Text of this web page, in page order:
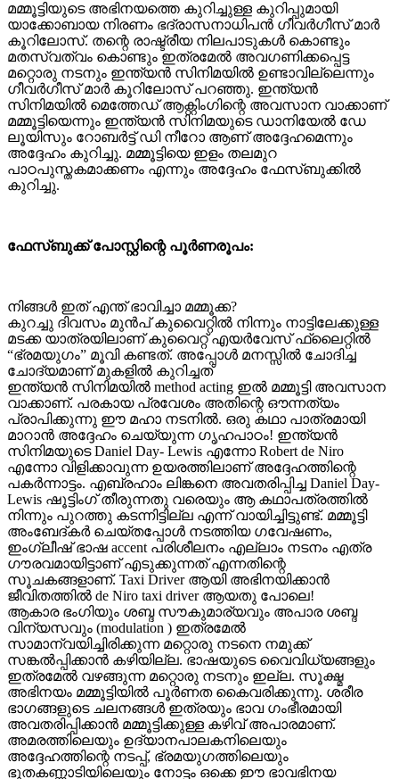
മമ്മൂട്ടിയുടെ അഭിനയത്തെ കുറിച്ചുള്ള കുറിപ്പുമായി
യാക്കോബായ നിരണം ഭദ്രാസനാധിപന്‍ ഗീവര്‍ഗീസ് മാര്‍
കൂറിലോസ്. തന്റെ രാഷ്ട്രീയ നിലപാടുകള്‍ കൊണ്ടും
മതസ്വത്വം കൊണ്ടും ഇത്രമേല്‍ അവഗണിക്കപ്പെട്ട
മറ്റൊരു നടനും ഇന്ത്യന്‍ സിനിമയില്‍ ഉണ്ടാവില്ലെന്നും
ഗീവര്‍ഗീസ് മാര്‍ കൂറിലോസ് പറഞ്ഞു. ഇന്ത്യന്‍
സിനിമയില്‍ മെത്തേഡ് ആക്റ്റിംഗിന്റെ അവസാന വാക്കാണ്
മമ്മൂട്ടിയെന്നും ഇന്ത്യന്‍ സിനിമയുടെ ഡാനിയേല്‍ ഡേ
ലൂയിസും റോബര്‍ട്ട് ഡി നീറോ ആണ് അദ്ദേഹമെന്നും
അദ്ദേഹം കുറിച്ചു. മമ്മൂട്ടിയെ ഇളം തലമുറ
പാഠപുസ്തകമാക്കണം എന്നും അദ്ദേഹം ഫേസ്ബുക്കില്‍
കുറിച്ചു.
ഫേസ്ബുക്ക് പോസ്റ്റിന്റെ പൂർണരൂപം:
നിങ്ങൾ ഇത് എന്ത് ഭാവിച്ചാ മമ്മൂക്ക?
കുറച്ചു ദിവസം മുൻപ് കുവൈറ്റിൽ നിന്നും നാട്ടിലേക്കുള്ള
മടക്ക യാത്രയിലാണ് കുവൈറ്റ്‌ എയർവേസ് ഫ്ലൈറ്റിൽ
“ഭ്രമയുഗം” മൂവി കണ്ടത്. അപ്പോൾ മനസ്സിൽ ചോദിച്ച
ചോദ്യമാണ് മുകളിൽ കുറിച്ചത്
ഇന്ത്യൻ സിനിമയിൽ method acting ഇൽ മമ്മൂട്ടി അവസാന
വാക്കാണ്. പരകായ പ്രവേശം അതിന്റെ ഔന്നത്യം
പ്രാപിക്കുന്നു ഈ മഹാ നടനിൽ. ഒരു കഥാ പാത്രമായി
മാറാൻ അദ്ദേഹം ചെയ്യുന്ന ഗൃഹപാഠം! ഇന്ത്യൻ
സിനിമയുടെ Daniel Day- Lewis എന്നോ Robert de Niro
എന്നോ വിളിക്കാവുന്ന ഉയരത്തിലാണ് അദ്ദേഹത്തിന്റെ
പകർന്നാട്ടം. എബ്രഹാം ലിങ്കനെ അവതരിപ്പിച്ച Daniel Day-
Lewis ഷൂട്ടിംഗ് തീരുന്നതു വരെയും ആ കഥാപത്രത്തിൽ
നിന്നും പുറത്തു കടന്നിട്ടില്ല എന്ന് വായിച്ചിട്ടുണ്ട്. മമ്മൂട്ടി
അംബേദ്കർ ചെയ്തപ്പോൾ നടത്തിയ ഗവേഷണം,
ഇംഗ്ലീഷ് ഭാഷ accent പരിശീലനം എല്ലാം നടനം എത്ര
ഗൗരവമായിട്ടാണ് എടുക്കുന്നത് എന്നതിന്റെ
സൂചകങ്ങളാണ്. Taxi Driver ആയി അഭിനയിക്കാൻ
ജീവിതത്തിൽ de Niro taxi driver ആയതു പോലെ!
ആകാര ഭംഗിയും ശബ്ദ സൗകുമാര്യവും അപാര ശബ്ദ
വിന്യസവും (modulation ) ഇത്രമേൽ
സാമാന്വയിച്ചിരിക്കുന്ന മറ്റൊരു നടനെ നമുക്ക്
സങ്കൽപ്പിക്കാൻ കഴിയില്ല. ഭാഷയുടെ വൈവിധ്യങ്ങളും
ഇത്രമേൽ വഴങ്ങുന്ന മറ്റൊരു നടനും ഇല്ല. സൂക്ഷ്മ
അഭിനയം മമ്മൂട്ടിയിൽ പൂർണത കൈവരിക്കുന്നു. ശരീര
ഭാഗങ്ങളുടെ ചലനങ്ങൾ ഇത്രയും ഭാവ ഗംഭീരമായി
അവതരിപ്പിക്കാൻ മമ്മൂട്ടിക്കുള്ള കഴിവ് അപാരമാണ്.
അമരത്തിലെയും ഉദ്യാനപാലകനിലെയും
അദ്ദേഹത്തിന്റെ നടപ്പ്, ഭ്രമയുഗത്തിലെയും
ഭൂതകണ്ണാടിയിലെയും നോട്ടം ഒക്കെ ഈ ഭാവഭിനയ